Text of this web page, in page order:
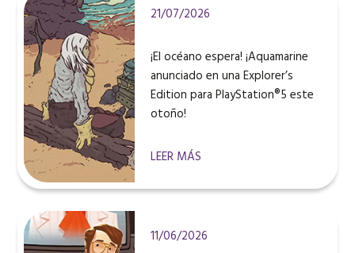
21/07/2026
¡El océano espera! ¡Aquamarine
anunciado en una Explorer’s
Edition para PlayStation®5 este
otoño!
LEER MÁS
11/06/2026